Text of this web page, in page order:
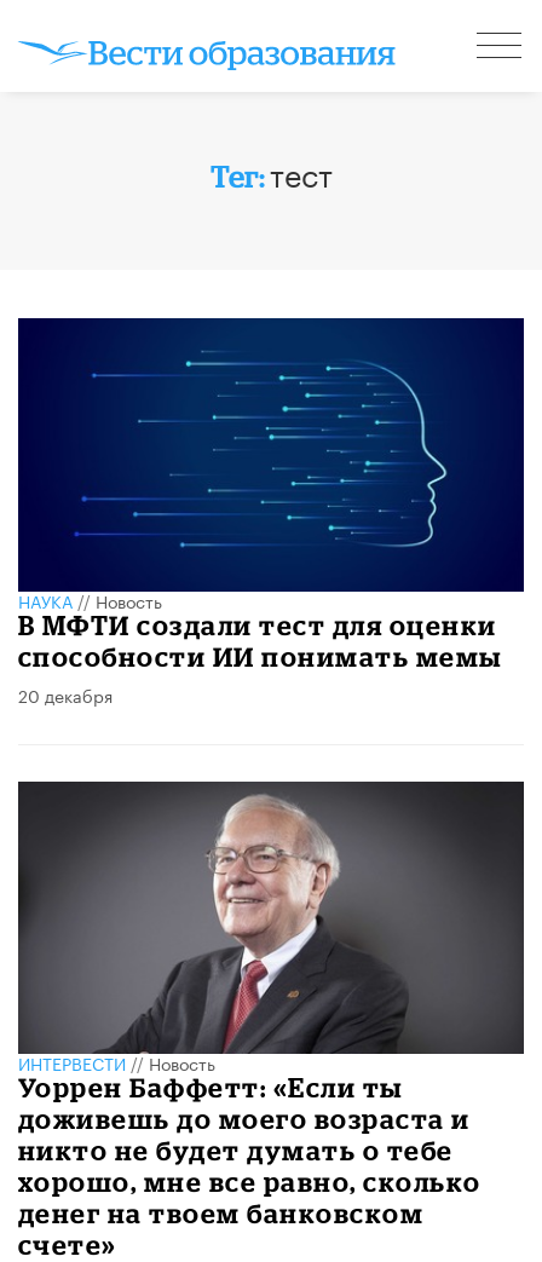
Тег:тест
НАУКА//Новость
В МФТИ создали тест для оценки
способности ИИ понимать мемы
20 декабря
ИНТЕРВЕСТИ//Новость
Уоррен Баффетт: «Если ты
доживешь до моего возраста и
никто не будет думать о тебе
хорошо, мне все равно, сколько
денег на твоем банковском
счете»